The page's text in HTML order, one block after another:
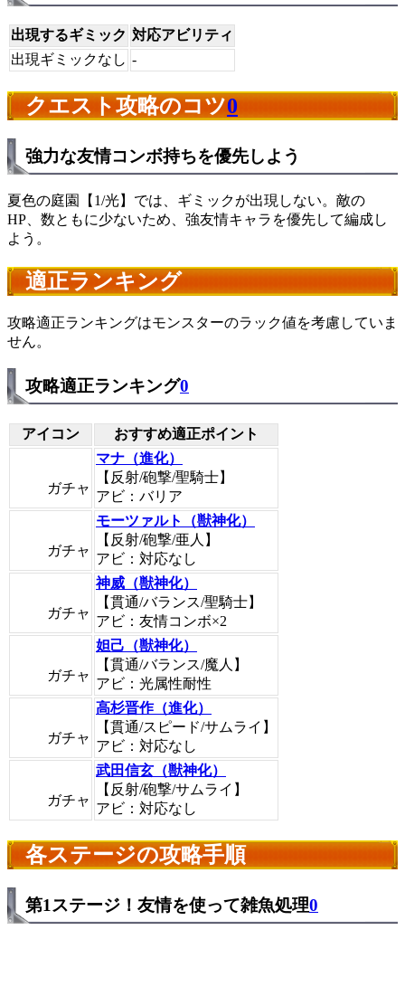
出現するギミック 対応アビリティ
出現ギミックなし -
クエスト攻略のコツ0
強力な友情コンボ持ちを優先しよう
夏色の庭園【1/光】では、ギミックが出現しない。敵の
HP、数ともに少ないため、強友情キャラを優先して編成し
よう。
適正ランキング
攻略適正ランキングはモンスターのラック値を考慮していま
せん。
攻略適正ランキング0
アイコン おすすめ適正ポイント
ガチャ
マナ（進化）
【反射/砲撃/聖騎士】
アビ：バリア
ガチャ
モーツァルト（獣神化）
【反射/砲撃/亜人】
アビ：対応なし
ガチャ
神威（獣神化）
【貫通/バランス/聖騎士】
アビ：友情コンボ×2
ガチャ
妲己（獣神化）
【貫通/バランス/魔人】
アビ：光属性耐性
ガチャ
高杉晋作（進化）
【貫通/スピード/サムライ】
アビ：対応なし
ガチャ
武田信玄（獣神化）
【反射/砲撃/サムライ】
アビ：対応なし
各ステージの攻略手順
第1ステージ！友情を使って雑魚処理0